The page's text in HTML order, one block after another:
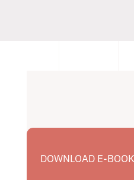
DOWNLOAD E-